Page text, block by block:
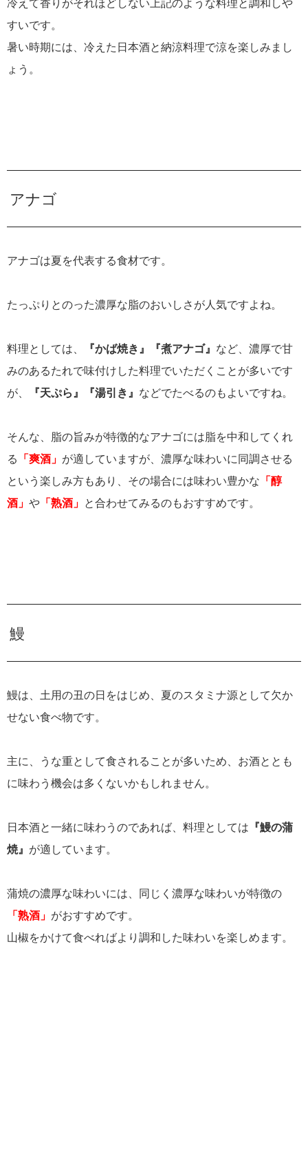
冷えて香りがそれほどしない上記のような料理と調和しや
すいです。
暑い時期には、冷えた日本酒と納涼料理で涼を楽しみまし
ょう。
アナゴ
アナゴは夏を代表する食材です。
たっぷりとのった濃厚な脂のおいしさが人気ですよね。
料理としては、 『かば焼き』『煮アナゴ』 など、濃厚で甘
みのあるたれで味付けした料理でいただくことが多いです
が、
『天ぷら』『湯引き』 などでたべるのもよいですね。
そんな、脂の旨みが特徴的なアナゴには脂を中和してくれ
る
「爽酒」 が適していますが、濃厚な味わいに同調させる
という楽しみ方もあり、その場合には味わい豊かな 「醇
酒」 や 「熟酒」 と合わせてみるのもおすすめです。
鰻
鰻は、土用の丑の日をはじめ、夏のスタミナ源として欠か
せない食べ物です。
主に、うな重として食されることが多いため、お酒ととも
に味わう機会は多くないかもしれません。
日本酒と一緒に味わうのであれば、料理としては 『鰻の蒲
焼』 が適しています。
蒲焼の濃厚な味わいには、同じく濃厚な味わいが特徴の
「熟酒」 がおすすめです。
山椒をかけて食べればより調和した味わいを楽しめます。